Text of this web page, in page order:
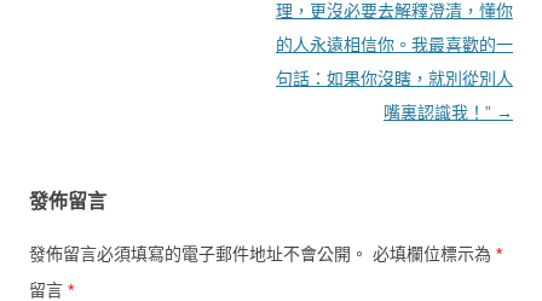
理，更沒必要去解釋澄清，懂你
的人永遠相信你。我最喜歡的一
句話：如果你沒瞎，就別從別人
嘴裏認識我！” →
發佈留言
發佈留言必須填寫的電子郵件地址不會公開。 必填欄位標示為 *
留言 *